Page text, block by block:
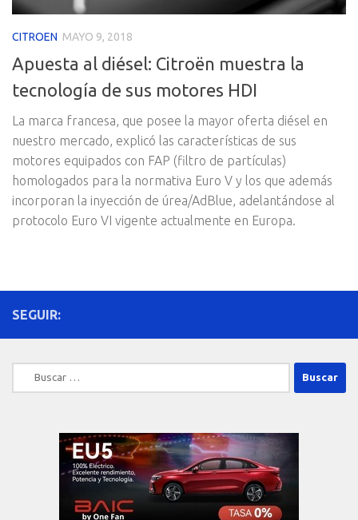
CITROEN MAYO 9, 2018
Apuesta al diésel: Citroën muestra la
tecnología de sus motores HDI
La marca francesa, que posee la mayor oferta diésel en
nuestro mercado, explicó las características de sus
motores equipados con FAP (filtro de partículas)
homologados para la normativa Euro V y los que además
incorporan la inyección de úrea/AdBlue, adelantándose al
protocolo Euro VI vigente actualmente en Europa.
SEGUIR:
Buscar: